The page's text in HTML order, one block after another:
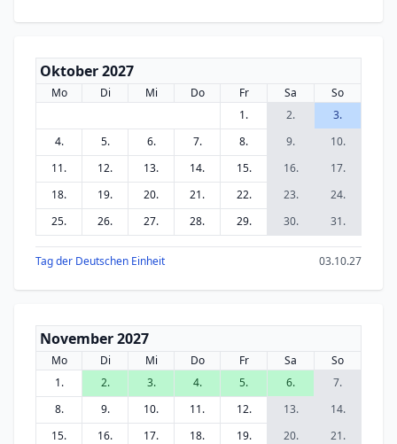
Oktober 2027
Mo Di Mi Do Fr Sa
So
1.
2.
3.
4.
5. 6. 7. 8. 9.
10.
11.
12. 13. 14. 15. 16.
17.
18.
19. 20. 21. 22. 23.
24.
25.
26. 27. 28. 29. 30. 31.
Tag der Deutschen Einheit 03.10.27
November 2027
Mo Di Mi Do Fr Sa
So
1.
2. 3. 4. 5. 6.
7.
8.
9. 10. 11. 12. 13.
14.
15.
16. 17. 18. 19. 20.
21.